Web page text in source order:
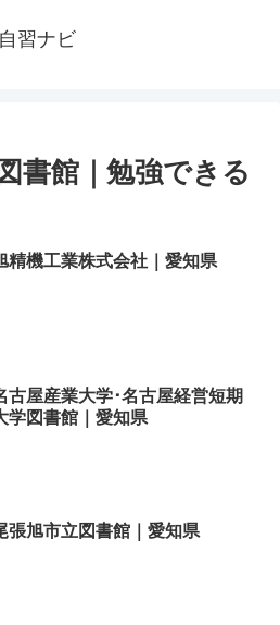
自習ナビ
書館｜勉強できる
精機工業株式会社｜愛知県
古屋産業大学･名古屋経営短期
学図書館｜愛知県
張旭市立図書館｜愛知県